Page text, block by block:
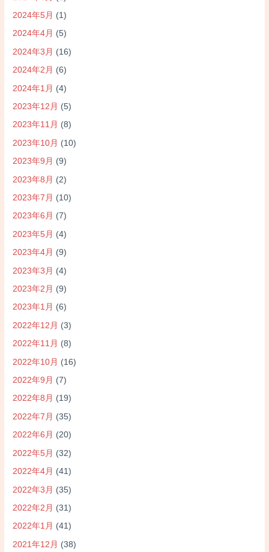
2024年5月 (1)
2024年4月 (5)
2024年3月 (16)
2024年2月 (6)
2024年1月 (4)
2023年12月 (5)
2023年11月 (8)
2023年10月 (10)
2023年9月 (9)
2023年8月 (2)
2023年7月 (10)
2023年6月 (7)
2023年5月 (4)
2023年4月 (9)
2023年3月 (4)
2023年2月 (9)
2023年1月 (6)
2022年12月 (3)
2022年11月 (8)
2022年10月 (16)
2022年9月 (7)
2022年8月 (19)
2022年7月 (35)
2022年6月 (20)
2022年5月 (32)
2022年4月 (41)
2022年3月 (35)
2022年2月 (31)
2022年1月 (41)
2021年12月 (38)